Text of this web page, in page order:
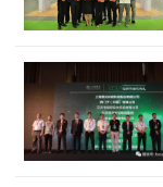
成示意图： 图
和监控端两大部
两者之间通过以
联，一台监控主